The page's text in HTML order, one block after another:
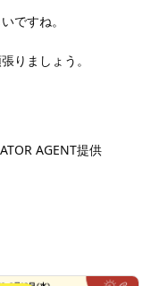
ですね。
りましょう。
AGENT提供